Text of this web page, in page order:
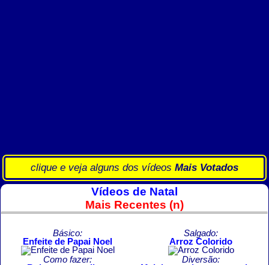
clique e veja alguns dos vídeos Mais Votados
Vídeos de Natal
Mais Recentes (n)
Básico:
Enfeite de Papai Noel
Salgado:
Arroz Colorido
Como fazer:
Diversão: